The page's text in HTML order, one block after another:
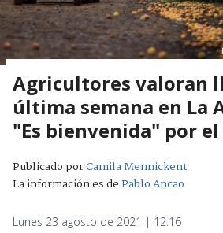
Agricultores valoran
última semana en La
"Es bienvenida" por
Publicado porCamila Mennickent
La información es dePablo Ancao
Lunes 23 agosto de 2021 | 12:16